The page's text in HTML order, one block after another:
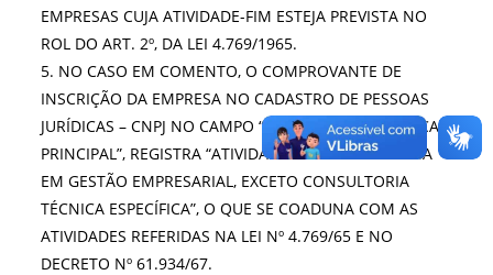
EMPRESAS CUJA ATIVIDADE-FIM ESTEJA PREVISTA NO
ROL DO ART. 2º, DA LEI 4.769/1965.
5. NO CASO EM COMENTO, O COMPROVANTE DE
INSCRIÇÃO DA EMPRESA NO CADASTRO DE PESSOAS
JURÍDICAS – CNPJ NO CAMPO “ATIVIDADE ECONÔMICA
PRINCIPAL”, REGISTRA “ATIVIDADES DE CONSULTORIA
EM GESTÃO EMPRESARIAL, EXCETO CONSULTORIA
TÉCNICA ESPECÍFICA”, O QUE SE COADUNA COM AS
ATIVIDADES REFERIDAS NA LEI Nº 4.769/65 E NO
DECRETO Nº 61.934/67.